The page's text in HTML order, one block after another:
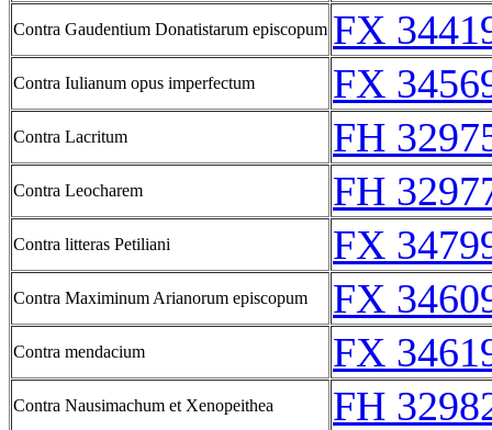
Contra Gaudentium Donatistarum episcopum FX
Contra Iulianum opus imperfectum FX
Contra Lacritum FH
Contra Leocharem FH
Contra litteras Petiliani FX
Contra Maximinum Arianorum episcopum FX
Contra mendacium FX
Contra Nausimachum et Xenopeithea FH